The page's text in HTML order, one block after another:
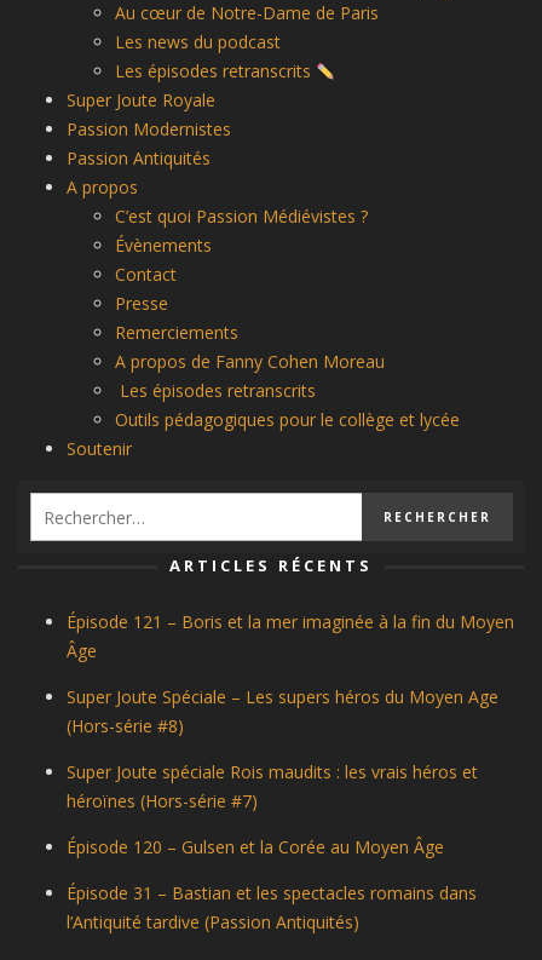
Au cœur de Notre-Dame de Paris
Les news du podcast
Les épisodes retranscrits
Super Joute Royale
Passion Modernistes
Passion Antiquités
A propos
C’est quoi Passion Médiévistes ?
Évènements
Contact
Presse
Remerciements
A propos de Fanny Cohen Moreau
Les épisodes retranscrits
Outils pédagogiques pour le collège et lycée
Soutenir
ARTICLES RÉCENTS
Épisode 121 – Boris et la mer imaginée à la fin du Moyen
Âge
Super Joute Spéciale – Les supers héros du Moyen Age
(Hors-série #8)
Super Joute spéciale Rois maudits : les vrais héros et
héroïnes (Hors-série #7)
Épisode 120 – Gulsen et la Corée au Moyen Âge
Épisode 31 – Bastian et les spectacles romains dans
l’Antiquité tardive (Passion Antiquités)